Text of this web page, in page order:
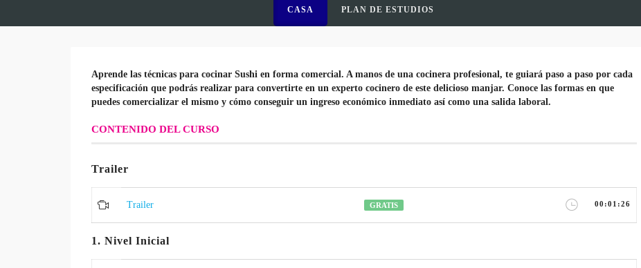
CASA PLAN DE ESTUDIOS
Aprende las técnicas para cocinar Sushi en forma comercial. A manos de una cocinera profesional, te guiará paso a paso por cada
especificación que podrás realizar para convertirte en un experto cocinero de este delicioso manjar. Conoce las formas en que
puedes comercializar el mismo y cómo conseguir un ingreso económico inmediato así como una salida laboral.
CONTENIDO DEL CURSO
Trailer
Trailer GRATIS 00:01:26
1. Nivel Inicial